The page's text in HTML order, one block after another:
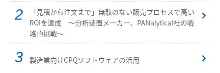
「見積から注文まで」無駄のない販売プロセスで高い
ROIを達成 ～分析装置メーカー、PANalytical社の戦
略的挑戦～
製造業向けCPQソフトウェアの活用